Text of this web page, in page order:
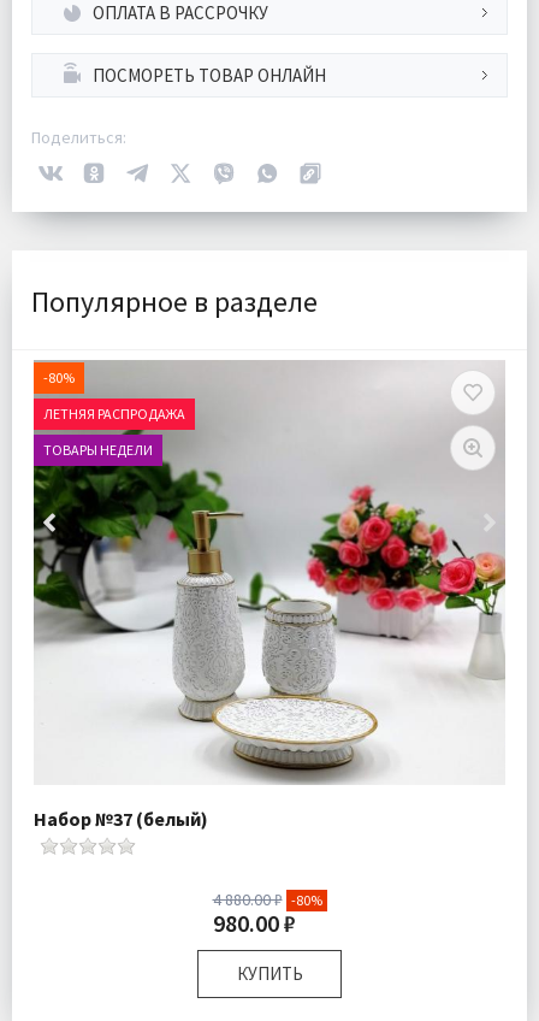
ОПЛАТА В РАССРОЧКУ
ПОСМОРЕТЬ ТОВАР ОНЛАЙН
Поделиться:
Популярное в разделе
-80%
ЛЕТНЯЯ РАСПРОДАЖА
ТОВАРЫ НЕДЕЛИ
Набор №37 (белый)
4 880.00 ₽ -80%
980.00 ₽
КУПИТЬ